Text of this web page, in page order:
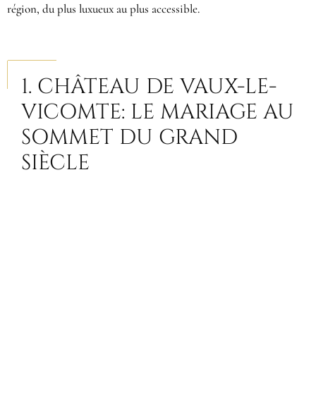
région, du plus luxueux au plus accessible.
1. CHÂTEAU DE VAUX-LE-
VICOMTE: LE MARIAGE AU
SOMMET DU GRAND
SIÈCLE